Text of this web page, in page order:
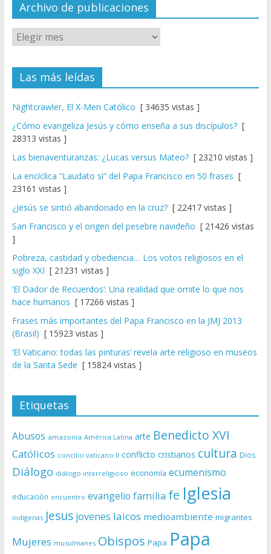
el
Archivo de publicaciones
Las más leídas
Nightcrawler, El X-Men Católico [ 34635 vistas ]
¿Cómo evangeliza Jesús y cómo enseña a sus discípulos?[
28313 vistas ]
Las bienaventuranzas: ¿Lucas versus Mateo?[ 23210 vistas ]
La encíclica “Laudato si” del Papa Francisco en 50 frases [
23161 vistas ]
¿Jesús se sintió abandonado en la cruz?[ 22417 vistas ]
San Francisco y el origen del pesebre navideño [ 21426 vistas
]
Pobreza, castidad y obediencia… Los votos religiosos en el
siglo XXI [ 21231 vistas ]
‘El Dador de Recuerdos’: Una realidad que omite lo que nos
hace humanos [ 17266 vistas ]
Frases más importantes del Papa Francisco en la JMJ 2013
(Brasil) [ 15923 vistas ]
‘El Vaticano: todas las pinturas’ revela arte religioso en museos
de la Santa Sede [ 15824 vistas ]
Etiquetas
Abusos amazonía América Latina arte Benedicto XVI
Católicos concilio vaticano II conflicto cristianos cultura Dios
Diálogo diálogo interreligioso economía ecumenismo
educación encuentro evangelio familia fe Iglesia
indígenas Jesus jovenes laicos medioambiente migrantes
Mujeres musulmanes Obispos Papa Papa